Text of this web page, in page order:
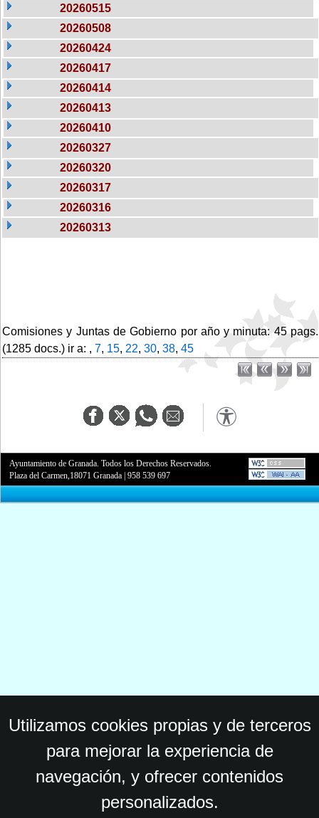
20260515
20260508
20260424
20260417
20260414
20260413
20260410
20260327
20260320
20260317
20260316
20260313
Comisiones y Juntas de Gobierno por año y minuta: 45 pags.
(1285 docs.) ir a: , 7, 15, 22, 30, 38, 45
Ayuntamiento de Granada. Todos los Derechos Reservados.
Plaza del Carmen,18071 Granada |958 539 697
Utilizamos cookies propias y de terceros
para mejorar la experiencia de
navegación, y ofrecer contenidos
personalizados.